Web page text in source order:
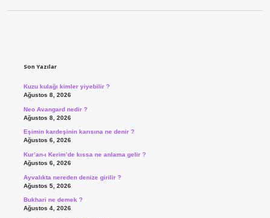
Son Yazılar
Kuzu kulağı kimler yiyebilir ?
Ağustos 8, 2026
Neo Avangard nedir ?
Ağustos 8, 2026
Eşimin kardeşinin karısına ne denir ?
Ağustos 6, 2026
Kur’an-ı Kerim’de kıssa ne anlama gelir ?
Ağustos 6, 2026
Ayvalıkta nereden denize girilir ?
Ağustos 5, 2026
Bukhari ne demek ?
Ağustos 4, 2026